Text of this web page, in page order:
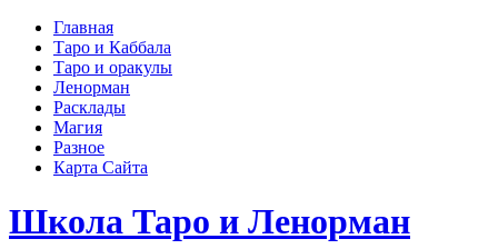
Главная
Таро и Каббала
Таро и оракулы
Ленорман
Расклады
Магия
Разное
Карта Сайта
Школа Таро и Ленорман